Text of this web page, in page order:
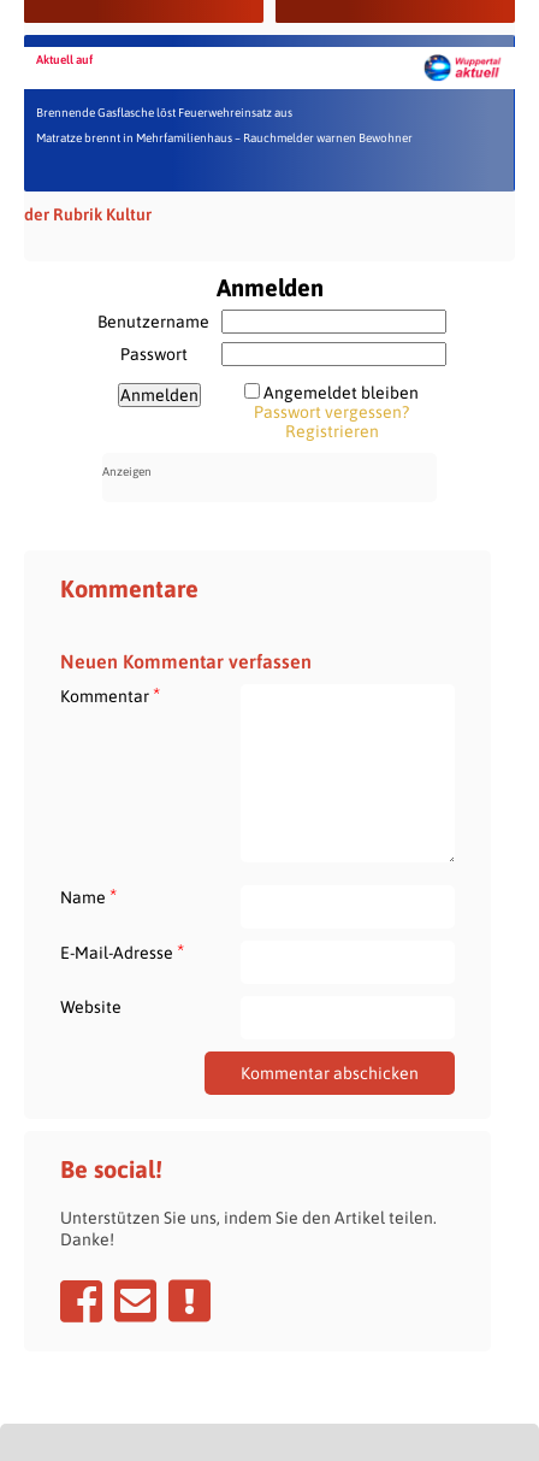
Aktuell auf
Brennende Gasflasche löst Feuerwehreinsatz aus
Matratze brennt in Mehrfamilienhaus – Rauchmelder warnen Bewohner
der Rubrik Kultur
Anmelden
Benutzername
Passwort
Angemeldet bleiben
Passwort vergessen?
Registrieren
Kommentare
Neuen Kommentar verfassen
Kommentar*
Name *
E-Mail-Adresse *
Website
Be social!
Unterstützen Sie uns, indem Sie den Artikel teilen.
Danke!